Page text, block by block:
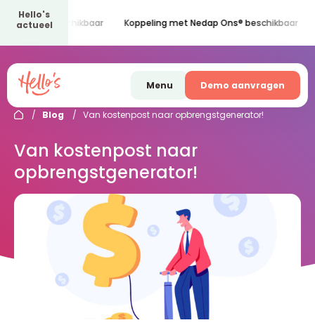
Hello's
actueel
beschikbaar Koppeling met Nedap Ons® beschikbaar
Menu Demo aanvragen
/ Blog / Van kostenpost naar opbrengstgenerator!
Van kostenpost naar
opbrengstgenerator!